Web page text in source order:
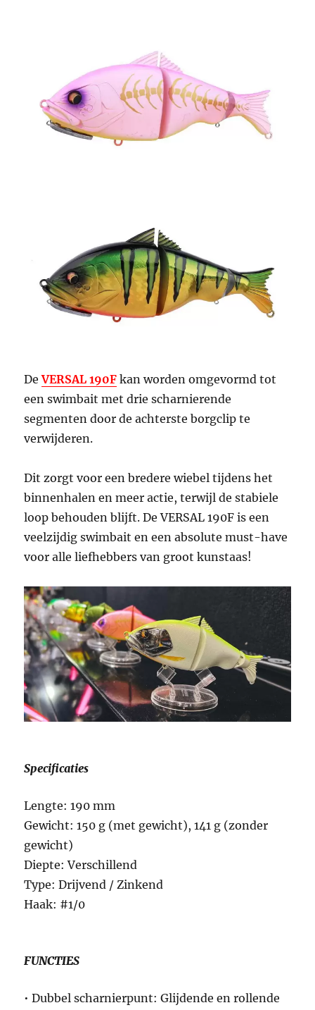
DeVERSAL 190F kan worden omgevormd tot
een swimbait met drie scharnierende
segmenten door de achterste borgclip te
verwijderen.
Dit zorgt voor een bredere wiebel tijdens het
binnenhalen en meer actie, terwijl de stabiele
loop behouden blijft. De VERSAL 190F is een
veelzijdig swimbait en een absolute must-have
voor alle liefhebbers van groot kunstaas!
Specificaties
Lengte: 190 mm
Gewicht: 150 g (met gewicht), 141 g (zonder
gewicht)
Diepte: Verschillend
Type: Drijvend / Zinkend
Haak: #1/0
FUNCTIES
• Dubbel scharnierpunt: Glijdende en rollende